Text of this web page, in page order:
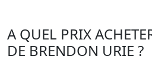
A QUEL PRIX
DE BRENDON URIE ?